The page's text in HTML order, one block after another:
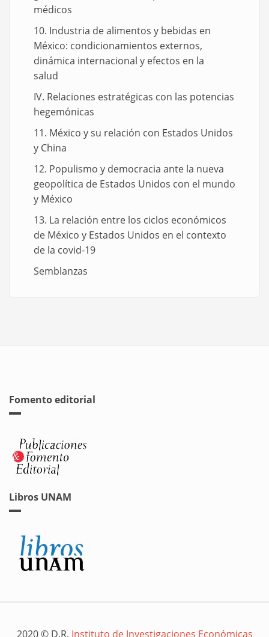
médicos
10. Industria de alimentos y bebidas en
México: condicionamientos externos,
dinámica internacional y efectos en la
salud
IV. Relaciones estratégicas con las potencias
hegemónicas
11. México y su relación con Estados Unidos
y China
12. Populismo y democracia ante la nueva
geopolítica de Estados Unidos con el mundo
y México
13. La relación entre los ciclos económicos
de México y Estados Unidos en el contexto
de la covid-19
Semblanzas
Fomento editorial
Libros UNAM
2020 © D.R. Instituto de Investigaciones Económicas